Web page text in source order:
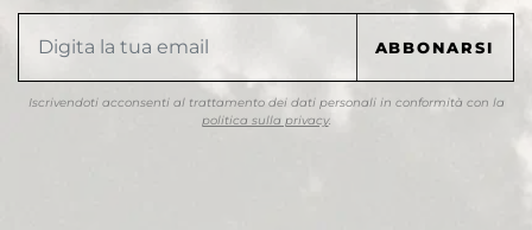
Iscrivendoti acconsenti al trattamento dei dati personali in conformità con la
politica sulla privacy.